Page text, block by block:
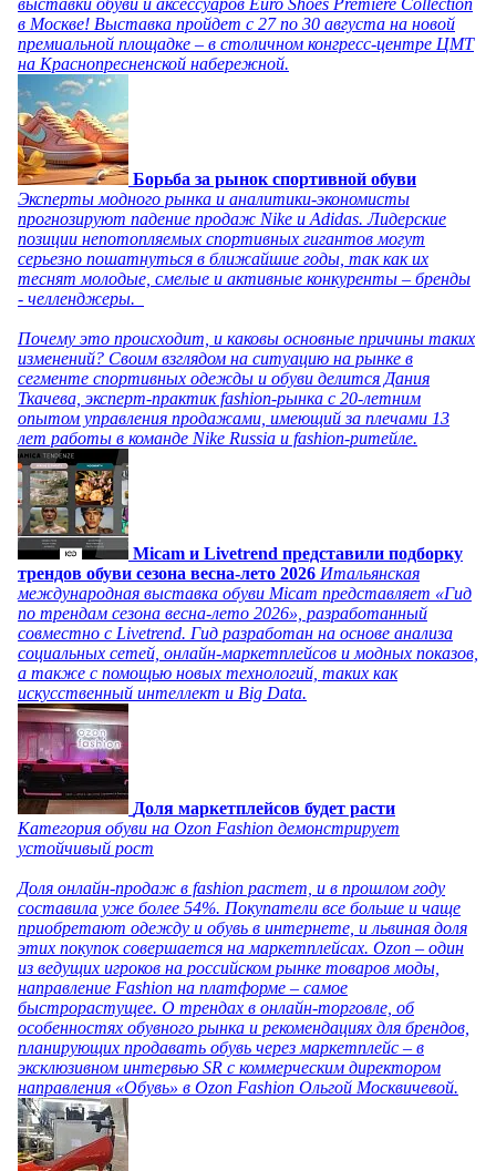
выставки обуви и аксессуаров Euro Shoes Premiere Collection
в Москве! Выставка пройдет с 27 по 30 августа на новой
премиальной площадке – в столичном конгресс-центре ЦМТ
на Краснопресненской набережной.
Борьба за рынок спортивной обуви
Эксперты модного рынка и аналитики-экономисты
прогнозируют падение продаж Nike и Adidas. Лидерские
позиции непотопляемых спортивных гигантов могут
серьезно пошатнуться в ближайшие годы, так как их
теснят молодые, смелые и активные конкуренты – бренды
- челленджеры.
Почему это происходит, и каковы основные причины таких
изменений? Своим взглядом на ситуацию на рынке в
сегменте спортивных одежды и обуви делится Дания
Ткачева, эксперт-практик fashion-рынка с 20-летним
опытом управления продажами, имеющий за плечами 13
лет работы в команде Nike Russia и fashion-ритейле.
Micam и Livetrend представили подборку
трендов обуви сезона весна-лето 2026 Итальянская
международная выставка обуви Micam представляет «Гид
по трендам сезона весна-лето 2026», разработанный
совместно с Livetrend. Гид разработан на основе анализа
социальных сетей, онлайн-маркетплейсов и модных показов,
а также с помощью новых технологий, таких как
искусственный интеллект и Big Data.
Доля маркетплейсов будет расти
Категория обуви на Ozon Fashion демонстрирует
устойчивый рост
Доля онлайн-продаж в fashion растет, и в прошлом году
составила уже более 54%. Покупатели все больше и чаще
приобретают одежду и обувь в интернете, и львиная доля
этих покупок совершается на маркетплейсах. Ozon – один
из ведущих игроков на российском рынке товаров моды,
направление Fashion на платформе – самое
быстрорастущее. О трендах в онлайн-торговле, об
особенностях обувного рынка и рекомендациях для брендов,
планирующих продавать обувь через маркетплейс – в
эксклюзивном интервью SR с коммерческим директором
направления «Обувь» в Ozon Fashion Ольгой Москвичевой.